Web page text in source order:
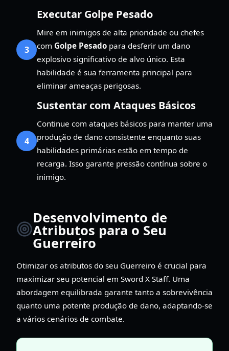
3
Executar Golpe Pesado
Mire em inimigos de alta prioridade ou chefes
com Golpe Pesado para desferir um dano
explosivo significativo de alvo único. Esta
habilidade é sua ferramenta principal para
eliminar ameaças perigosas.
4
Sustentar com Ataques Básicos
Continue com ataques básicos para manter uma
produção de dano consistente enquanto suas
habilidades primárias estão em tempo de
recarga. Isso garante pressão contínua sobre o
inimigo.
Desenvolvimento de
Atributos para o Seu
Guerreiro
Otimizar os atributos do seu Guerreiro é crucial para
maximizar seu potencial em Sword X Staff. Uma
abordagem equilibrada garante tanto a sobrevivência
quanto uma potente produção de dano, adaptando-se
a vários cenários de combate.